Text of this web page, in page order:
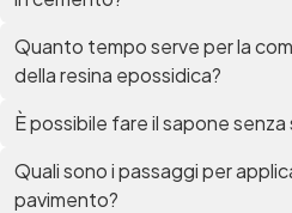
Quanto tempo serve per la
della resina epossidica?
È possibile fare il sapone
Quali sono i passaggi per
pavimento?